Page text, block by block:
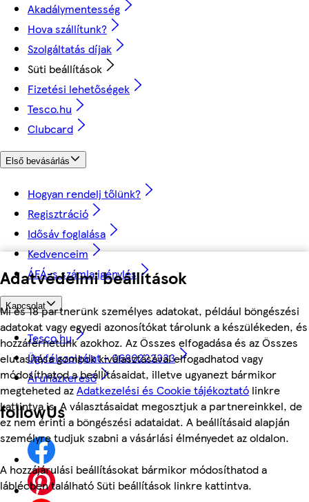
Adatvédelmi beállítások
Mi és 18 partnerünk személyes adatokat, például böngészési
adatokat vagy egyedi azonosítókat tárolunk a készülékeden, és
hozzáférhetünk azokhoz. Az Összes elfogadása és az Összes
elutasítása gombok kiválasztásával elfogadhatod vagy
módosíthatod a beállításaidat, illetve ugyanezt bármikor
megteheted azAdatkezelési és Cookie tájékoztató linkre
kattintva is. A választásaidat megosztjuk a partnereinkkel, de
ez nem érinti a böngészési adataidat. A beállításaid alapján
személyre tudjuk szabni a vásárlási élményedet az oldalon.
A hozzájárulási beállításokat bármikor módosíthatod a
láblécben található Süti beállítások linkre kattintva.
Akadálymentesség
Hova szállítunk?
Szolgáltatás díjak
Süti beállítások
Fizetési lehetőségek
Tesco.hu
Clubcard
Első bevásárlás
Hogyan rendelj tőlünk?
Regisztráció
Idősáv foglalása
Kedvenceim
ÁFÁ-s számla igénylés
Kapcsolat
Tesco.hu
Ügyfélszolgálat - 0680222333
Áruházkereső
followUs